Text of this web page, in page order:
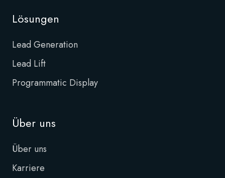
Lösungen
Lead Generation
Lead Lift
Programmatic Display
Über uns
Über uns
Karriere